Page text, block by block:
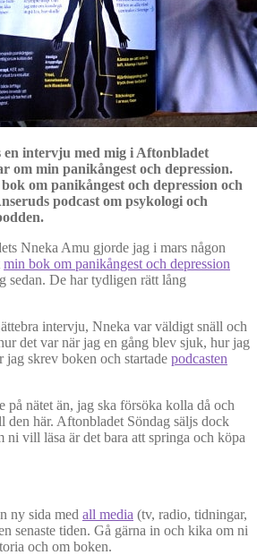
en intervju med mig i Aftonbladet
om min panikångest och depression.
om panikångest och depression och
podcast om psykologi och
Nneka Amu gjorde jag i mars någon
min bok om panikångest och depression
sedan. De har tydligen rätt lång
intervju, Nneka var väldigt snäll och
det var när jag en gång blev sjuk, hur jag
skrev boken och startade podcasten
på nätet än, jag ska försöka kolla då och
den här. Aftonbladet Söndag säljs dock
ni vill läsa är det bara att springa och köpa
ny sida med all media (tv, radio, tidningar,
senaste tiden. Gå gärna in och kika om ni
och om boken.